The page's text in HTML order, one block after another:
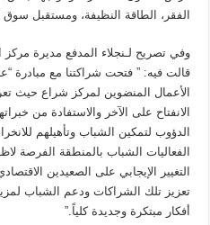
الفقر، الطاقة النظيفة، ومستقبل سوق
وفي تصريح لـنجلاء المدفع مديرة مركز
قالت فيه: ” فتحت شراكتنا مع مبادرة
الأعمال المنضوين لمركز شراع حيث
الانفتاح على الآخر والاستفادة من
الدؤوب لتمكين الشباب وتأهيلهم
الفعاليات الشباب بالمنطقة الفرصة
التغيير الإيجابي على الصعيدين
تعزيز تلك الشراكات ودعم الشباب
أفكار مبتكرة وجديدة كلياً.”